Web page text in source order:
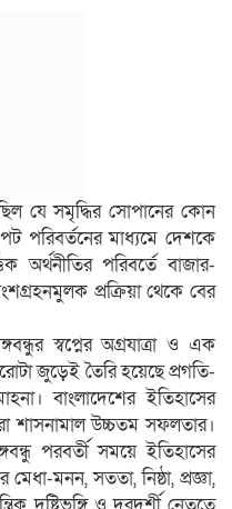
যে সমৃদ্ধির সোপানের কোন
পরিবর্তনের মাধ্যমে দেশকে
অর্থনীতির পরিবর্তে বাজার-
প্রক্রিয়া থেকে বের
স্বপ্নের অগ্রযাত্রা ও এক
জুড়েই তৈরি হয়েছে প্রগতি-
বাংলাদেশের ইতিহাসের
শাসনামাল উচ্চতম সফলতার।
পরবর্তী সময়ে ইতিহাসের
মনন, সততা, নিষ্ঠা, প্রজ্ঞা,